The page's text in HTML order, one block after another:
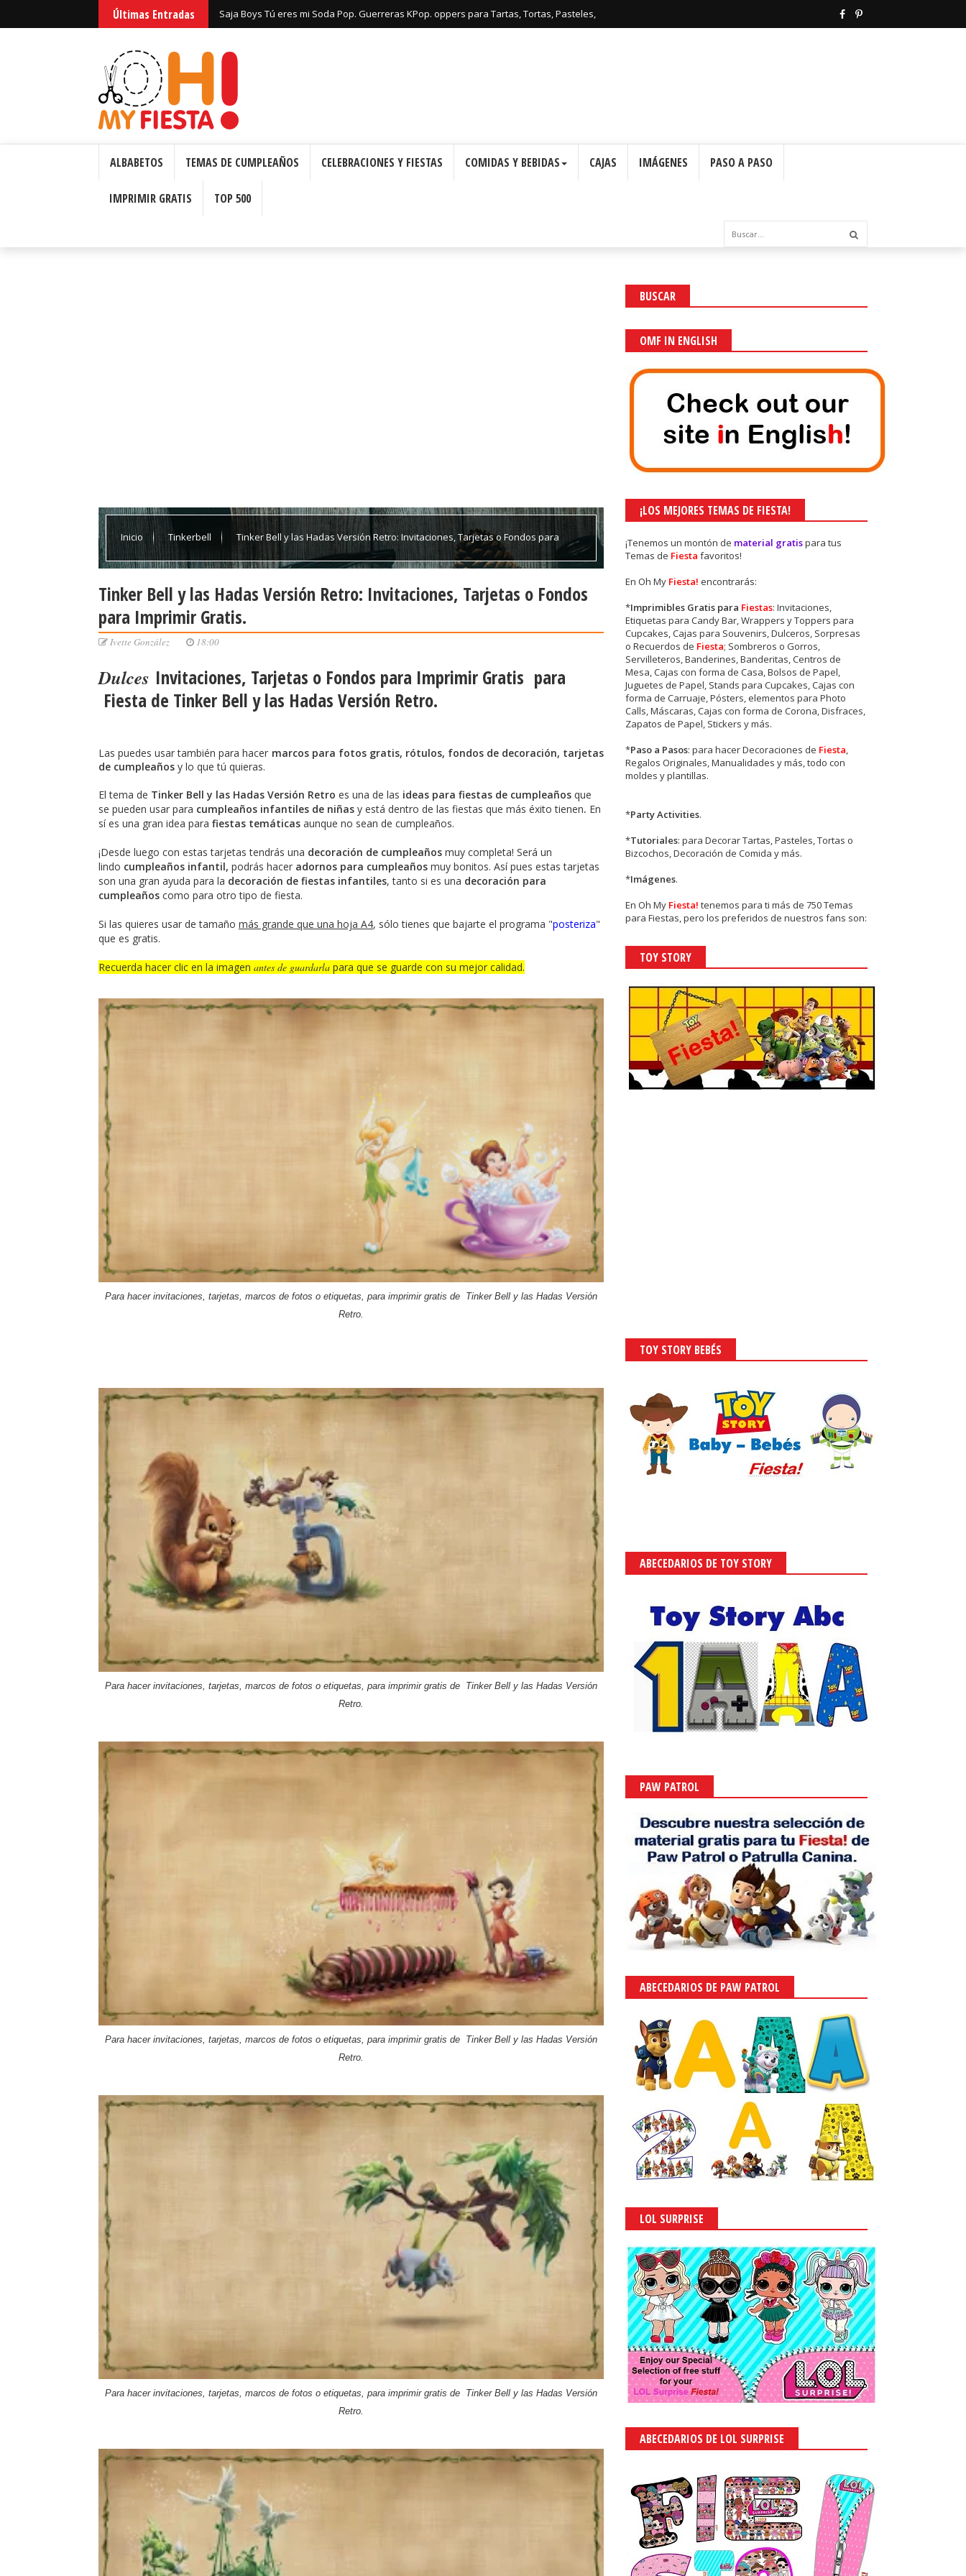
Últimas Entradas Saja Boys Tú eres mi Soda Pop. Guerreras KPop. oppers para Tartas, Tortas, Pasteles,
ALBABETOS TEMAS DE CUMPLEAÑOS CELEBRACIONES Y FIESTAS COMIDAS Y BEBIDAS CAJAS IMÁGENES PASO A PASO
IMPRIMIR GRATIS TOP 500
Inicio Tinkerbell Tinker Bell y las Hadas Versión Retro: Invitaciones, Tarjetas o Fondos para
Tinker Bell y las Hadas Versión Retro: Invitaciones, Tarjetas o Fondos
para Imprimir Gratis.
Ivette González 18:00
Dulces Invitaciones, Tarjetas o Fondos para Imprimir Gratis para
Fiesta de Tinker Bell y las Hadas Versión Retro.
Las puedes usar también para hacer marcos para fotos gratis, rótulos, fondos de decoración, tarjetas
de cumpleaños y lo que tú quieras.
El tema de Tinker Bell y las Hadas Versión Retro es una de las ideas para fiestas de cumpleaños que
se pueden usar para cumpleaños infantiles de niñas y está dentro de las fiestas que más éxito tienen. En
sí es una gran idea para fiestas temáticas aunque no sean de cumpleaños.
¡Desde luego con estas tarjetas tendrás una decoración de cumpleaños muy completa! Será un
lindo cumpleaños infantil, podrás hacer adornos para cumpleaños muy bonitos. Así pues estas tarjetas
son una gran ayuda para la decoración de fiestas infantiles, tanto si es una decoración para
cumpleaños como para otro tipo de fiesta.
Si las quieres usar de tamaño más grande que una hoja A4, sólo tienes que bajarte el programa "posteriza"
que es gratis.
Recuerda hacer clic en la imagen antes de guardarla para que se guarde con su mejor calidad.
Para hacer invitaciones, tarjetas, marcos de fotos o etiquetas, para imprimir gratis de Tinker Bell y las Hadas Versión
Retro.
Para hacer invitaciones, tarjetas, marcos de fotos o etiquetas, para imprimir gratis de Tinker Bell y las Hadas Versión
Retro.
Para hacer invitaciones, tarjetas, marcos de fotos o etiquetas, para imprimir gratis de Tinker Bell y las Hadas Versión
Retro.
Para hacer invitaciones, tarjetas, marcos de fotos o etiquetas, para imprimir gratis de Tinker Bell y las Hadas Versión
Retro.
BUSCAR
OMF IN ENGLISH
¡LOS MEJORES TEMAS DE FIESTA!
¡Tenemos un montón de material gratispara tus
Temas de Fiestafavoritos!
En Oh My Fiesta!encontrarás:
*Imprimibles Gratis para Fiestas: Invitaciones,
Etiquetas para Candy Bar, Wrappers y Toppers para
Cupcakes, Cajas para Souvenirs, Dulceros, Sorpresas
o Recuerdos de Fiesta; Sombreros o Gorros,
Servilleteros, Banderines, Banderitas, Centros de
Mesa, Cajas con forma de Casa, Bolsos de Papel,
Juguetes de Papel, Stands para Cupcakes, Cajas con
forma de Carruaje, Pósters, elementos para Photo
Calls, Máscaras, Cajas con forma de Corona, Disfraces,
Zapatos de Papel, Stickers y más.
*Paso a Pasos: para hacer Decoraciones de Fiesta,
Regalos Originales, Manualidades y más, todo con
moldes y plantillas.
*Party Activities.
*Tutoriales: para Decorar Tartas, Pasteles, Tortas o
Bizcochos, Decoración de Comida y más.
*Imágenes.
EnOh My Fiesta! tenemos para ti más de 750 Temas
para Fiestas, pero los preferidos de nuestros fans son:
TOY STORY
TOY STORY BEBÉS
ABECEDARIOS DE TOY STORY
PAW PATROL
ABECEDARIOS DE PAW PATROL
LOL SURPRISE
ABECEDARIOS DE LOL SURPRISE